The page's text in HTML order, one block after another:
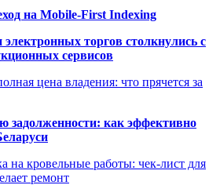
на Mobile-First Indexing
торгов столкнулись с
сервисов
цена владения: что прячется за
как эффективно
на кровельные работы: чек-лист для
ремонт